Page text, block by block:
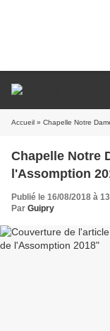
Accueil » Chapelle Notre
Chapelle Notre
l'Assomption
Publié le 16/08/2018 à
Par Guipry